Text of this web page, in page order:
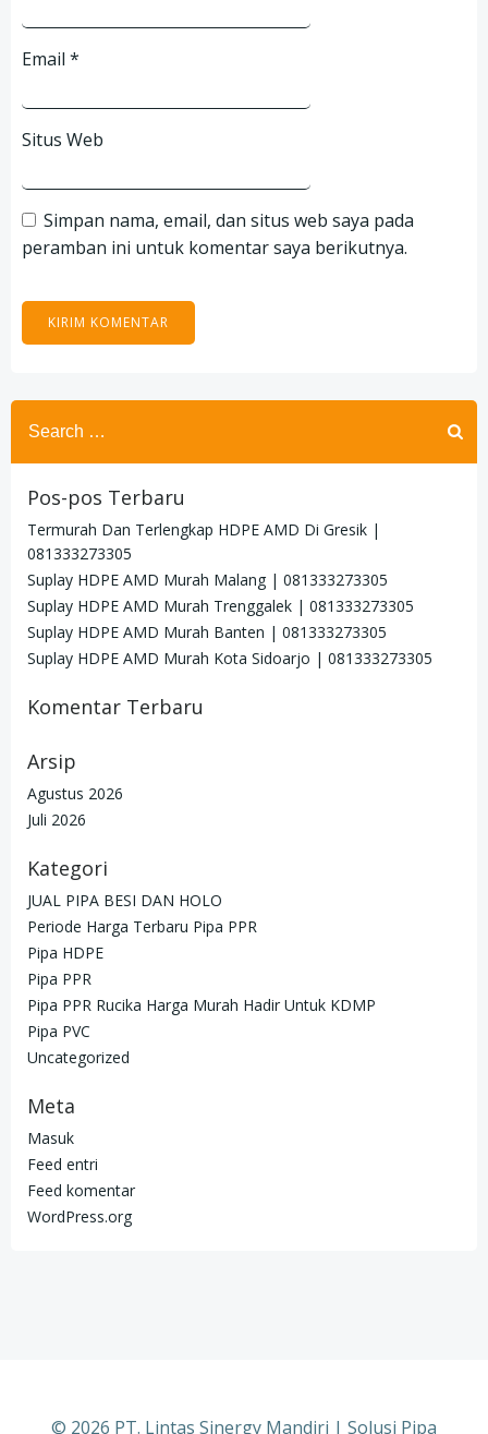
Email *
Situs Web
Simpan nama, email, dan situs web saya pada
peramban ini untuk komentar saya berikutnya.
Search
for:
Pos-pos Terbaru
Termurah Dan Terlengkap HDPE AMD Di Gresik |
081333273305
Suplay HDPE AMD Murah Malang | 081333273305
Suplay HDPE AMD Murah Trenggalek | 081333273305
Suplay HDPE AMD Murah Banten | 081333273305
Suplay HDPE AMD Murah Kota Sidoarjo | 081333273305
Komentar Terbaru
Arsip
Agustus 2026
Juli 2026
Kategori
JUAL PIPA BESI DAN HOLO
Periode Harga Terbaru Pipa PPR
Pipa HDPE
Pipa PPR
Pipa PPR Rucika Harga Murah Hadir Untuk KDMP
Pipa PVC
Uncategorized
Meta
Masuk
Feed entri
Feed komentar
WordPress.org
© 2026 PT. Lintas Sinergy Mandiri | Solusi Pipa